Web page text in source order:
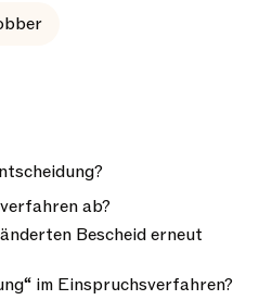
ab?
Bescheid erneut
im Einspruchsverfahren?